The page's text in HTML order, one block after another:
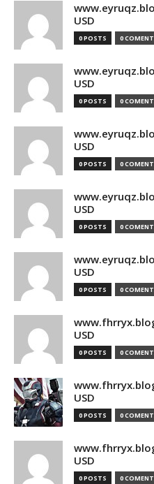
USD
0 POSTS 0
USD
0 POSTS 0
USD
0 POSTS 0
USD
0 POSTS 0
USD
0 POSTS 0
USD
0 POSTS 0
USD
0 POSTS 0
USD
0 POSTS 0